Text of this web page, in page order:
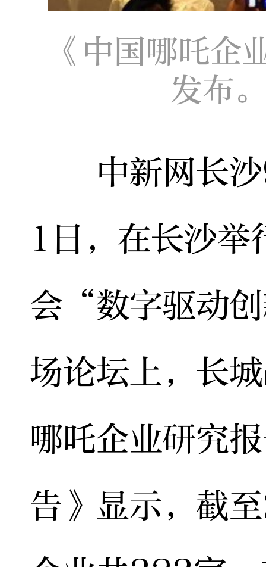
《中国哪吒企
发布
中新网长沙
1日，在长沙
会“数字驱动
场论坛上，长
哪吒企业研究
告》显示，截